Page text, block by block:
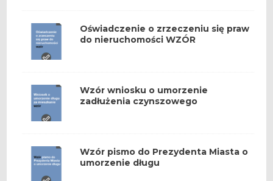
Oświadczenie o zrzeczeniu się praw
do nieruchomości WZÓR
Wzór wniosku o umorzenie
zadłużenia czynszowego
Wzór pismo do Prezydenta Miasta o
umorzenie długu